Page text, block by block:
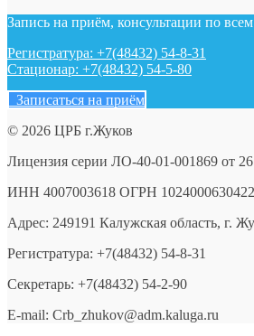
Запись на приём, консультации по
Регистратура: +7(48432) 54-8-31
Стационар: +7(48432) 54-5-80
Записаться на приём
© 2026 ЦРБ г.Жуков
Лицензия серии ЛО-40-01-001869 от
ИНН 4007003618 ОГРН 1024000630422
Адрес: 249191 Калужская область, г.
Регистратура: +7(48432) 54-8-31
Секретарь: +7(48432) 54-2-90
E-mail: Crb_zhukov@adm.kaluga.ru